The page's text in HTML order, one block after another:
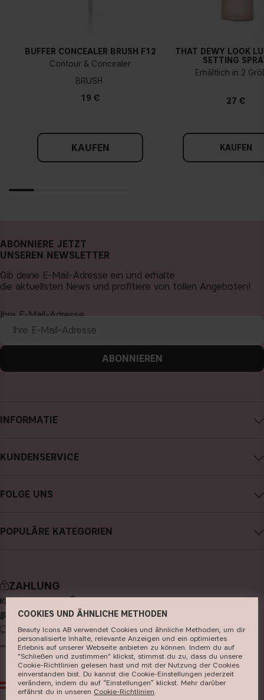
BUFFER CONCEALER BRUSH F12
Contour & Concealer
BRUSH
19 €
KAUFEN
THAT DEWY LOOK
SETTING
Erhältlich in 2
27 €
KAUFEN
INFORMATIE
Datenschutzerklärung
Store
KUNDENSERVICE
FOLGE UNS
Pinterest
POPULÄRE KATEGORIEN
make-up
hautpflege
haarpflege
parfüm
pinsel & zubehör
kits & sets
ABONNIERE JETZT
UNSEREN NEWSLETTER
Gib deine E-Mail-Adresse ein und erhalte
die aktuellsten News und profitiere von tollen Angeboten!
Ihre E-Mail-Adresse
ABONNIEREN
ZAHLUNG
LIEFERUNG
AT EUR
COOKIES UND ÄHNLICHE METHODEN
Beauty Icons AB verwendet Cookies und ähnliche Methoden, um dir
personalisierte Inhalte, relevante Anzeigen und ein optimiertes
Erlebnis auf unserer Webseite anbieten zu können. Indem du auf
"Schließen und zustimmen" klickst, stimmst du zu, dass du unsere
Cookie-Richtlinien gelesen hast und mit der Nutzung der Cookies
einverstanden bist. Du kannst die Cookie-Einstellungen jederzeit
verändern, indem du auf “Einstellungen” klickst. Mehr darüber
erfährst du in unseren ​ Cookie-Richtlinien​.